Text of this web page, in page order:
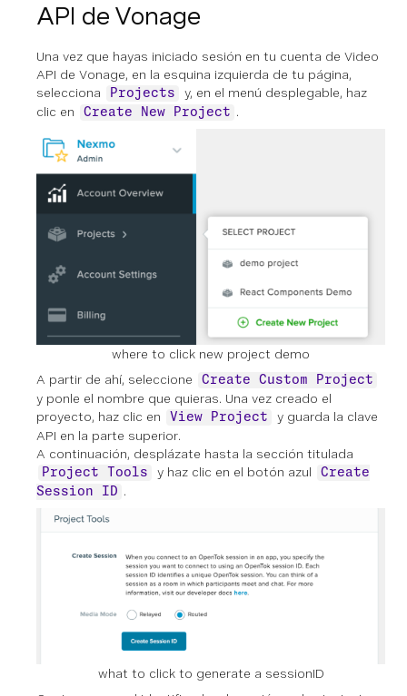
API de Vonage
Una vez que hayas iniciado sesión en tu cuenta de Video
API de Vonage, en la esquina izquierda de tu página,
selecciona
Projects
y, en el menú desplegable, haz
clic en
Create New Project .
where to click new project demo
A partir de ahí, seleccione
Create Custom Project
y ponle el nombre que quieras. Una vez creado el
proyecto, haz clic en
View Project
y guarda la clave
API en la parte superior.
A continuación, desplázate hasta la sección titulada
Project Tools y haz clic en el botón azul
Create
Session ID .
what to click to generate a sessionID